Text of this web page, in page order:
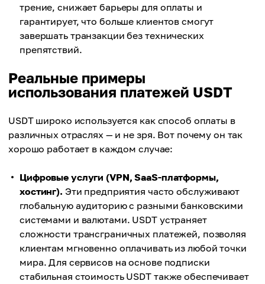
трение, снижает барьеры для оплаты и
гарантирует, что больше клиентов смогут
завершать транзакции без технических
препятствий.
Реальные примеры
использования платежей USDT
USDT широко используется как способ оплаты в
различных отраслях — и не зря. Вот почему он так
хорошо работает в каждом случае:
Цифровые услуги (VPN, SaaS-платформы,
хостинг). Эти предприятия часто обслуживают
глобальную аудиторию с разными банковскими
системами и валютами. USDT устраняет
сложности трансграничных платежей, позволяя
клиентам мгновенно оплачивать из любой точки
мира. Для сервисов на основе подписки
стабильная стоимость USDT также обеспечивает